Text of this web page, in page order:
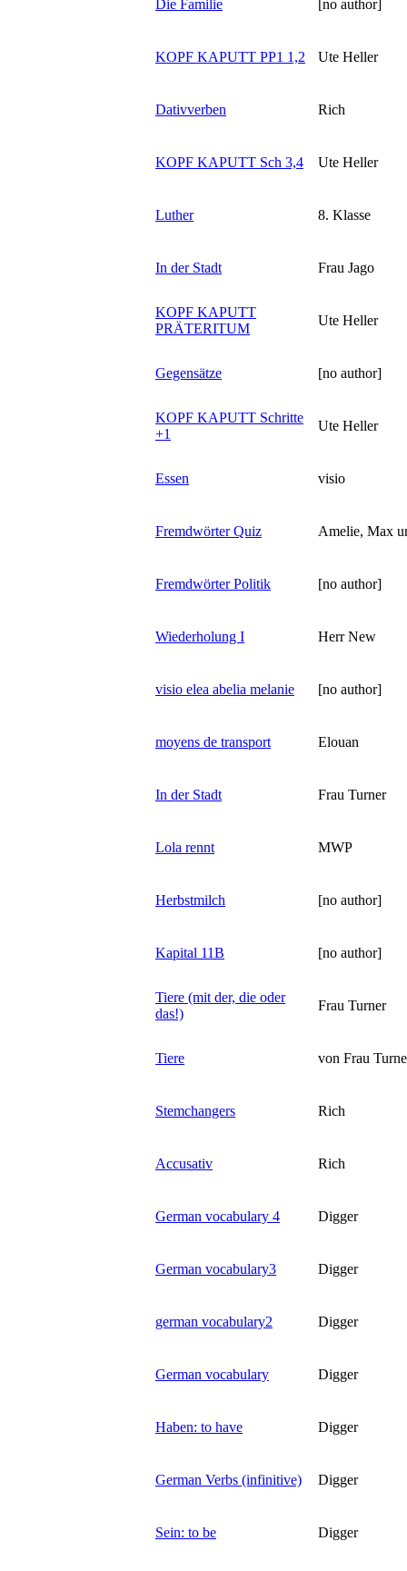
Die Familie [no author]
KOPF KAPUTT PP1 1,2 Ute Heller
Dativverben Rich
KOPF KAPUTT Sch 3,4 Ute Heller
Luther 8. Klasse
In der Stadt Frau Jago
KOPF KAPUTT
PRÄTERITUM
Ute Heller
Gegensätze [no author]
KOPF KAPUTT Schritte
+1
Ute Heller
Essen visio
Fremdwörter Quiz Amelie, Max
Fremdwörter Politik [no author]
Wiederholung I Herr New
visio elea abelia melanie [no author]
moyens de transport Elouan
In der Stadt Frau Turner
Lola rennt MWP
Herbstmilch [no author]
Kapital 11B [no author]
Tiere (mit der, die oder
das!)
Frau Turner
Tiere von Frau
Stemchangers Rich
Accusativ Rich
German vocabulary 4 Digger
German vocabulary3 Digger
german vocabulary2 Digger
German vocabulary Digger
Haben: to have Digger
German Verbs (infinitive) Digger
Sein: to be Digger